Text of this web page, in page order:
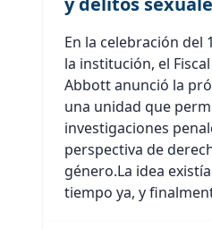
En la celebración del
la institución, el
Abbott anunció la
una unidad que
investigaciones
perspectiva de
género.La idea
tiempo ya, y